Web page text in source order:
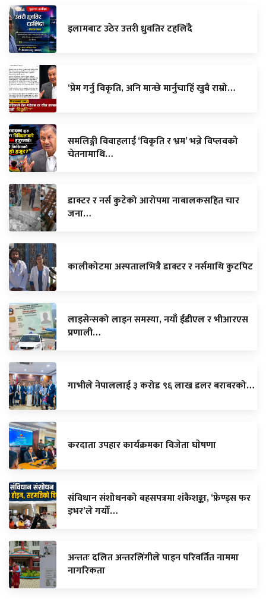
इलामबाट उठेर उत्तरी ध्रुवतिर टहलिँदै
‘प्रेम गर्नु विकृति, अनि मान्छे मार्नुचाहिँ खुबै राम्रो…
समलिङ्गी विवाहलाई ‘विकृति र भ्रम’ भन्ने विप्लवको
चेतनामाथि…
डाक्टर र नर्स कुटेको आरोपमा नाबालकसहित चार
जना…
कालीकोटमा अस्पतालभित्रै डाक्टर र नर्समाथि कुटपिट
लाइसेन्सको लाइन समस्या, नयाँ ईडीएल र भीआरएस
प्रणाली…
गाभीले नेपाललाई ३ करोड ९६ लाख डलर बराबरको…
करदाता उपहार कार्यक्रमका विजेता घाेषणा
संविधान संशोधनको बहसपत्रमा शंकैशङ्का, ‘फ्रेण्ड्स फर
इभर’ले गर्यो…
अन्ततः दलित अन्तरलिंगीले पाइन परिवर्तित नाममा
नागरिकता